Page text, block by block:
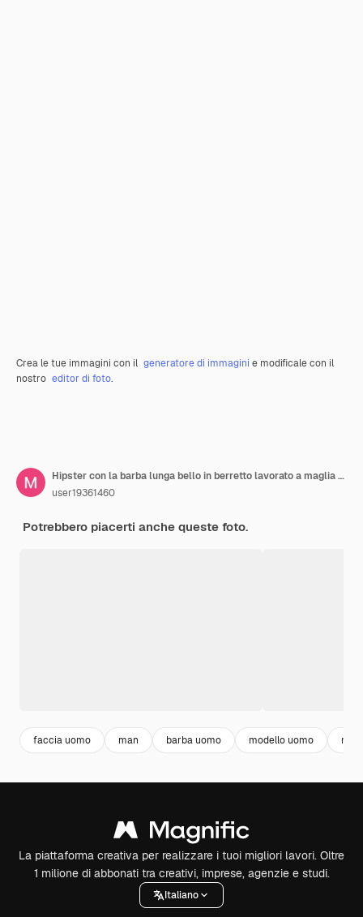
Crea le tue immagini con il generatore di immagini e modificale con il
nostro editor di foto.
Hipster con la barba lunga bello in berretto lavorato a maglia che lavora con il computer portatile su sfondo grigio
user19361460
Potrebbero piacerti anche queste foto.
faccia uomo man barba uomo modello uomo
La piattaforma creativa per realizzare i tuoi migliori lavori. Oltre
1 milione di abbonati tra creativi, imprese, agenzie e studi.
Italiano